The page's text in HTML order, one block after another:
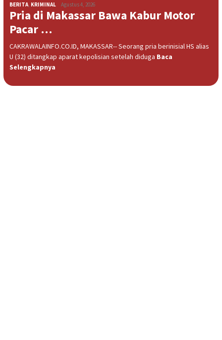
BERITA KRIMINAL Agustus 4, 2026
Pria di Makassar Bawa Kabur Motor
Pacar …
CAKRAWALAINFO.CO.ID, MAKASSAR-- Seorang pria berinisial HS alias
U (32) ditangkap aparat kepolisian setelah diduga Baca
Selengkapnya